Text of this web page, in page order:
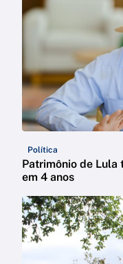
Política
Patrimônio de Lula
em 4 anos